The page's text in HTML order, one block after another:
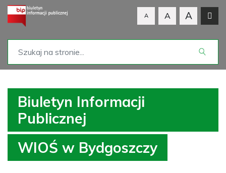
A A A
Biuletyn Informacji
Publicznej
WIOŚ w Bydgoszczy